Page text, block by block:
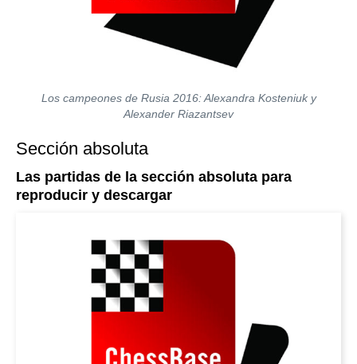
Los campeones de Rusia 2016: Alexandra Kosteniuk y
Alexander Riazantsev
Sección absoluta
Las partidas de la sección absoluta para
reproducir y descargar